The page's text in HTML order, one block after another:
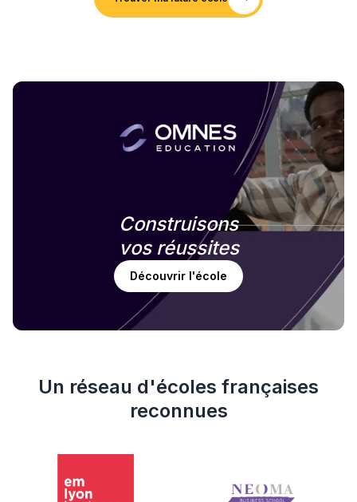
Construisons
vos réussites
Découvrir l'école
Un réseau d'écoles françaises
reconnues